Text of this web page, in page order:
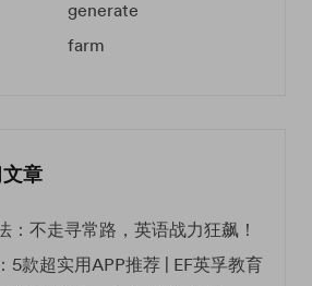
generate
farm
章
：不走寻常路，英语战力狂飙！
5款超实用APP推荐 | EF英孚教育